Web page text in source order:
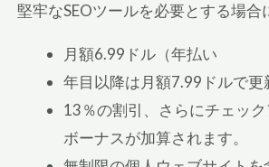
堅牢なSEOツールを必要とする場合
月額6.99ドル（年払い
年目以降は月額7.99ドルで更
13％の割引、さらにチェッ
ボーナスが加算されます。